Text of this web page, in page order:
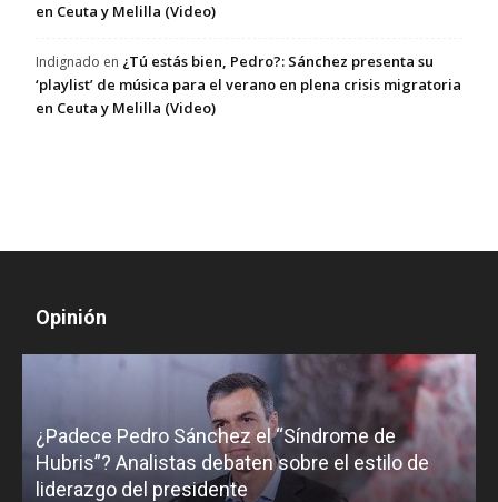
en Ceuta y Melilla (Video)
Indignado en ¿Tú estás bien, Pedro?: Sánchez presenta su
‘playlist’ de música para el verano en plena crisis migratoria
en Ceuta y Melilla (Video)
Opinión
¿Padece Pedro Sánchez el “Síndrome de
Hubris”? Analistas debaten sobre el estilo de
liderazgo del presidente